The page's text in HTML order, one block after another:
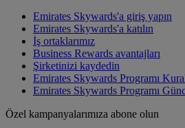
Emirates Skywards'a giriş yapın
Emirates Skywards'a katılın
İş ortaklarımız
Business Rewards avantajları
Şirketinizi kaydedin
Emirates Skywards Programı
Emirates Skywards Programı
Özel kampanyalarımıza abone olun